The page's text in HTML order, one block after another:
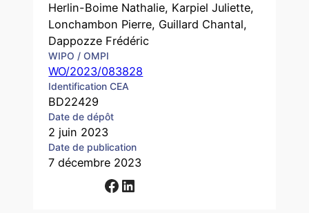
Herlin-Boime Nathalie, Karpiel Juliette,
Lonchambon Pierre, Guillard Chantal,
Dappozze Frédéric
WIPO / OMPI
WO/2023/083828
Identification CEA
BD22429
Date de dépôt
2 juin 2023
Date de publication
7 décembre 2023
Facebook LinkedIn